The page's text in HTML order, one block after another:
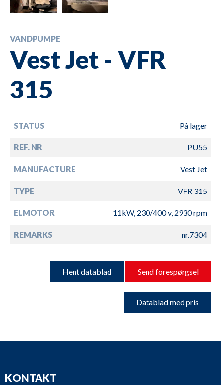
VANDPUMPE
Vest Jet - VFR
315
STATUS På lager
REF. NR PU55
MANUFACTURE Vest Jet
TYPE VFR 315
ELMOTOR 11kW, 230/400 v, 2930 rpm
REMARKS nr.7304
Hent datablad Send forespørgsel
Datablad med pris
KONTAKT